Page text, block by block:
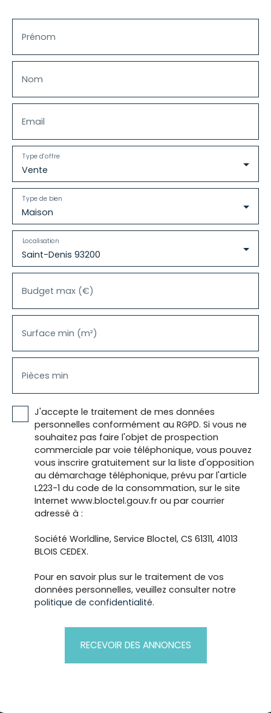
Prénom
Nom
Email
Vente
Type d'offre
Maison
Type de bien
Saint-Denis 93200
Localisation
Budget max (€)
Surface min (m²)
Pièces min
J'accepte le traitement de mes données
personnelles conformément au RGPD. Si vous ne
souhaitez pas faire l'objet de prospection
commerciale par voie téléphonique, vous pouvez
vous inscrire gratuitement sur la liste d'opposition
au démarchage téléphonique, prévu par l'article
L223-1 du code de la consommation, sur le site
Internet www.bloctel.gouv.fr ou par courrier
adressé à :
Société Worldline, Service Bloctel, CS 61311, 41013
BLOIS CEDEX.
Pour en savoir plus sur le traitement de vos
données personnelles, veuillez consulter notre
politique de confidentialité.
RECEVOIR DES ANNONCES